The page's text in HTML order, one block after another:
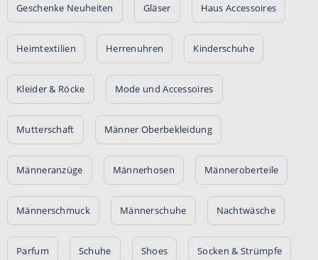
Geschenke Neuheiten Gläser Haus Accessoires
Heimtextilien Herrenuhren Kinderschuhe
Kleider & Röcke Mode und Accessoires
Mutterschaft Männer Oberbekleidung
Männeranzüge Männerhosen Männeroberteile
Männerschmuck Männerschuhe Nachtwäsche
Parfum Schuhe Shoes Socken & Strümpfe